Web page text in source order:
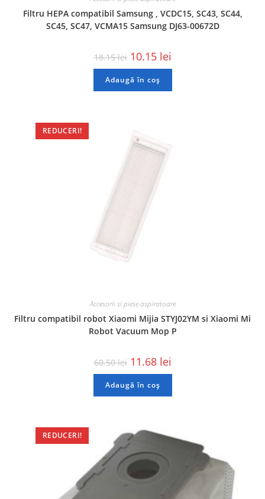
Filtru HEPA compatibil Samsung , VCDC15, SC43, SC44,
SC45, SC47, VCMA15 Samsung DJ63-00672D
18.15lei 10.15 lei
Adaugă în coș
REDUCERI!
Accesorii si piese aspiratoare
Filtru compatibil robot Xiaomi Mijia STYJ02YM si Xiaomi Mi
Robot Vacuum Mop P
60.50lei 11.68 lei
Adaugă în coș
REDUCERI!